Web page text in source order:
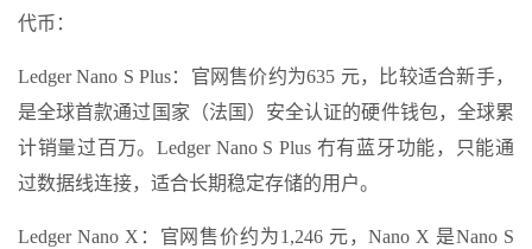
代币：
Ledger Nano S Plus：官网售价约为635 元，比较适合新手，
是全球首款通过国家（法国）安全认证的硬件钱包，全球累
计销量过百万。Ledger Nano S Plus 冇有蓝牙功能，只能通
过数据线连接，适合长期稳定存储的用户。
Ledger Nano X：官网售价约为1,246 元，Nano X 是Nano S